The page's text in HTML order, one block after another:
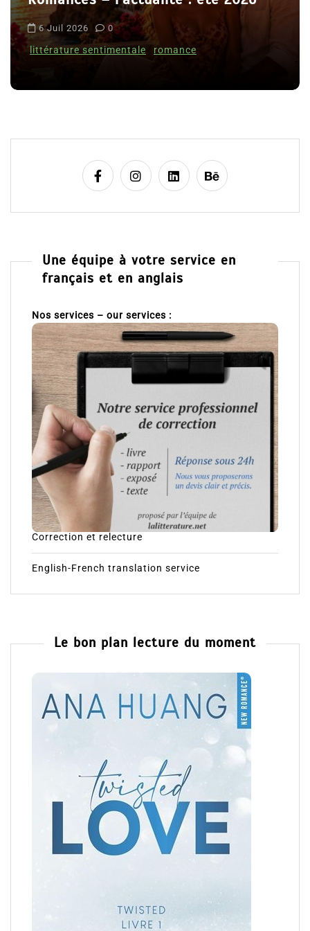
i
c
e
6 Juil 2026 0
littérature sentimentale romance
Une équipe à votre service en
français et en anglais
Nos services – our services :
Correction et relecture
English-French translation service
Le bon plan lecture du moment